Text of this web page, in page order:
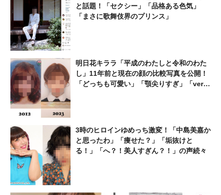
と話題！「セクシー」「品格ある色気」
「まさに歌舞伎界のプリンス」
明日花キララ「平成のわたしと令和のわた
し」11年前と現在の顔の比較写真を公開！
「どっちも可愛い」「顎尖りすぎ」「ver.
3時のヒロインゆめっち激変！「中島美嘉か
と思ったわ」「痩せた？」「垢抜けと
る！」「へ？！美人すぎん？！」の声続々